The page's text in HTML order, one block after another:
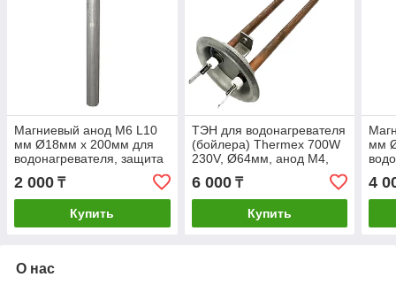
Магниевый анод M6 L10
мм Ø18мм x 200мм для
водонагревателя, защита
от коррозии и накипи
2 000 ₸
Купить
ТЭН для водонагревателя
(бойлера) Thermex 700W
230V, Ø64мм, анод М4,
L240мм, RF CU, медь,
Thermowatt
6 000₸
Купить
мм
4
О нас